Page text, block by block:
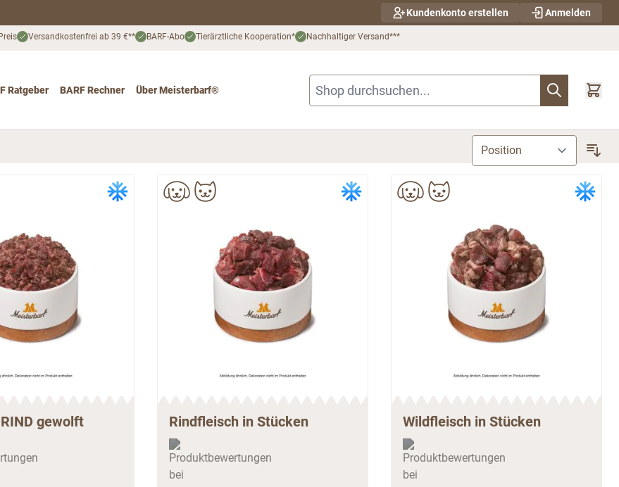
Kundenkonto erstellen Anmelden
Versandkostenfrei ab 39 €** BARF-Abo Tierärztliche Kooperation* Nachhaltiger Versand***
Ratgeber BARF Rechner Über Meisterbarf®
gewolft Rindfleisch in Stücken Wildfleisch in Stücken